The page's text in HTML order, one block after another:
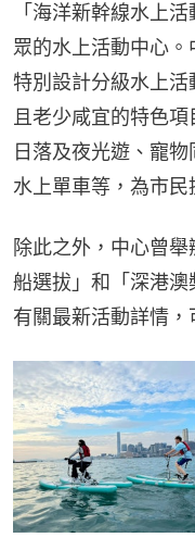
「海洋新幹線水上
眾的水上活動中心
特別設計分級水上
且老少咸宜的特色
日落及夜光遊、寵
水上單車等，為市民
除此之外，中心曾
船選拔」和「深港
有關最新活動詳情，